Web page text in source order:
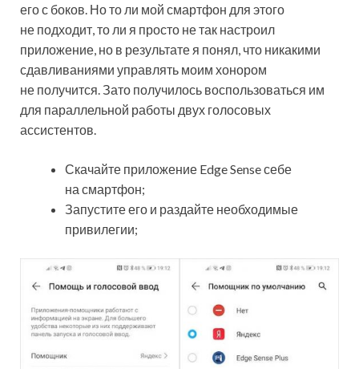
его с боков. Но то ли мой смартфон для этого
не подходит, то ли я просто не так настроил
приложение, но в результате я понял, что никакими
сдавливаниями управлять моим хонором
не получится. Зато получилось воспользоваться им
для параллельной работы двух голосовых
ассистентов.
Скачайте приложение Edge Sense себе
на смартфон;
Запустите его и раздайте необходимые
привилегии;